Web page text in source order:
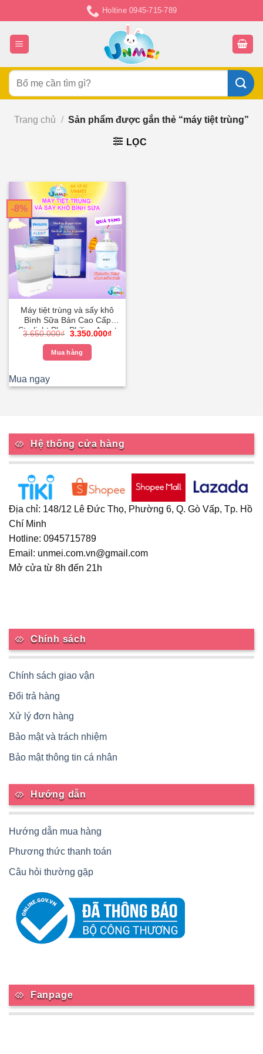
đến
nội
dung
Holtine 0945-715-789
Tìm
kiếm:
Trang chủ / Sản phẩm được gắn thẻ “máy tiệt trùng”
LỌC
-8%
Máy tiệt trùng và sấy khô
Bình Sữa Bản Cao Cấp
Starlight Plus Philips Avent
Toàn Quốc
3.650.000₫ Giá
là:
3.650.000₫.
3.350.000₫Giá
Mua hàng
Mua ngay
Hệ thống cửa hàng
Địa chỉ: 148/12 Lê Đức Thọ, Phường 6, Q. Gò Vấp, Tp. Hồ
Chí Minh
Hotline: 0945715789
Email: unmei.com.vn@gmail.com
Mở cửa từ 8h đến 21h
Chính sách
Chính sách giao vận
Đổi trả hàng
Xử lý đơn hàng
Bảo mật và trách nhiệm
Bảo mật thông tin cá nhân
Hướng dẫn
Hướng dẫn mua hàng
Phương thức thanh toán
Câu hỏi thường gặp
Fanpage